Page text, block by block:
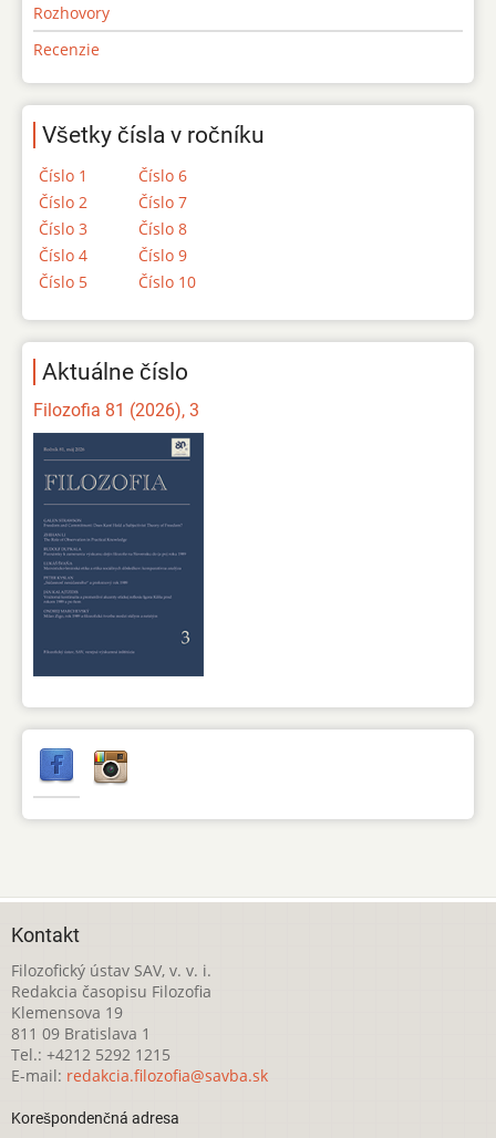
Rozhovory
Recenzie
Všetky čísla v ročníku
Číslo 1
Číslo 2
Číslo 3
Číslo 4
Číslo 5
Číslo 6
Číslo 7
Číslo 8
Číslo 9
Číslo 10
Aktuálne číslo
Filozofia 81 (2026), 3
Kontakt
Filozofický ústav SAV, v. v. i.
Redakcia časopisu Filozofia
Klemensova 19
811 09 Bratislava 1
Tel.: +4212 5292 1215
E-mail: redakcia.filozofia@savba.sk
Korešpondenčná adresa